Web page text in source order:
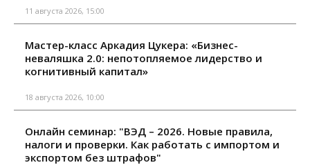
11 августа 2026, 15:00
Мастер-класс Аркадия Цукера: «Бизнес-
неваляшка 2.0: непотопляемое лидерство и
когнитивный капитал»
18 августа 2026, 10:00
Онлайн семинар: "ВЭД – 2026. Новые правила,
налоги и проверки. Как работать с импортом и
экспортом без штрафов"